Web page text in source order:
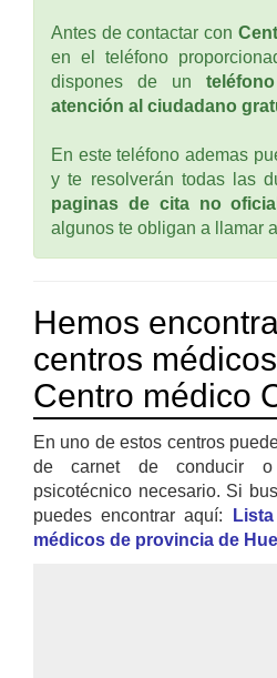
Antes de contactar con
en el teléfono
dispones de un
atención al ciudadano
En este teléfono ademas
y te resolverán todas las
paginas de cita no
algunos te obligan a llamar
Hemos
centros
Centro médico
En uno de estos centros
de carnet de conducir
psicotécnico necesario. Si
puedes encontrar aquí:
médicos de provincia de